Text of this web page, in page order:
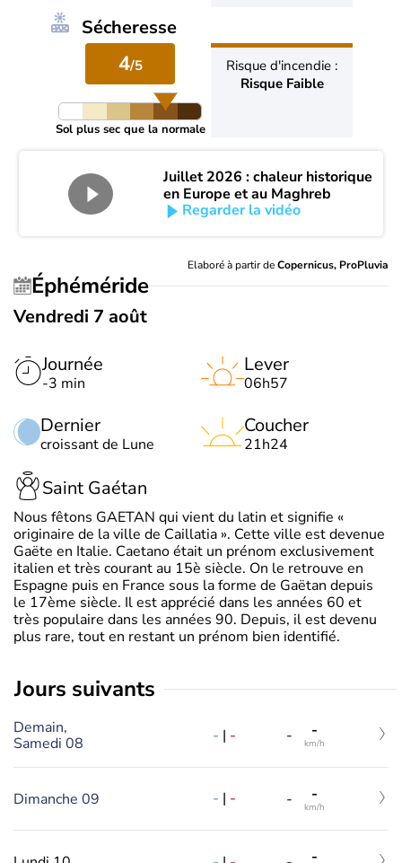
Sécheresse
4/5
Sol plus sec que la normale
Risque d'incendie :
Risque Faible
Juillet 2026 : chaleur historique
en Europe et au Maghreb
Regarder la vidéo
Elaboré à partir deCopernicus, ProPluvia
Éphéméride
Vendredi 7 août
Journée
-3 min
Dernier
croissant de Lune
Lever
06h57
Coucher
21h24
Saint Gaétan
Nous fêtons GAETAN qui vient du latin et signifie «
originaire de la ville de Caillatia ». Cette ville est devenue
Gaëte en Italie. Caetano était un prénom exclusivement
italien et très courant au 15è siècle. On le retrouve en
Espagne puis en France sous la forme de Gaëtan depuis
le 17ème siècle. Il est apprécié dans les années 60 et
très populaire dans les années 90. Depuis, il est devenu
plus rare, tout en restant un prénom bien identifié.
jours suivants
Demain,
Samedi 08
- | - - -
km/h
Dimanche 09 - | - - -
km/h
-